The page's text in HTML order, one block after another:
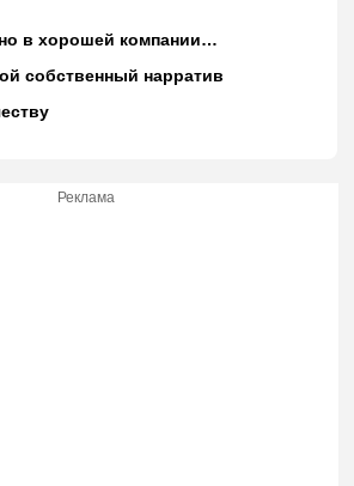
в хорошей компании…
собственный нарратив
Реклама